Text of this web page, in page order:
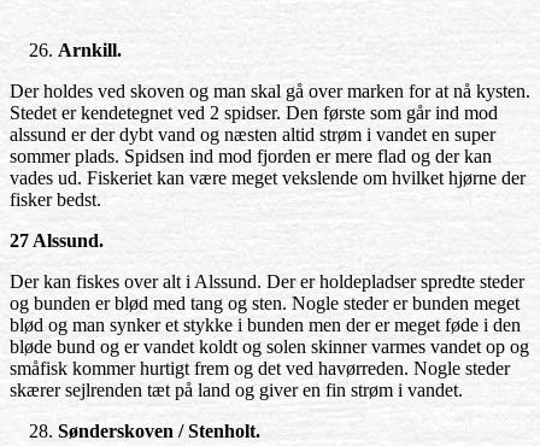
Arnkill.
Der holdes ved skoven og man skal gå over marken for at nå kysten.
Stedet er kendetegnet ved 2 spidser. Den første som går ind mod
alssund er der dybt vand og næsten altid strøm i vandet en super
sommer plads. Spidsen ind mod fjorden er mere flad og der kan
vades ud. Fiskeriet kan være meget vekslende om hvilket hjørne der
fisker bedst.
27 Alssund.
Der kan fiskes over alt i Alssund. Der er holdepladser spredte steder
og bunden er blød med tang og sten. Nogle steder er bunden meget
blød og man synker et stykke i bunden men der er meget føde i den
bløde bund og er vandet koldt og solen skinner varmes vandet op og
småfisk kommer hurtigt frem og det ved havørreden. Nogle steder
skærer sejlrenden tæt på land og giver en fin strøm i vandet.
Sønderskoven / Stenholt.